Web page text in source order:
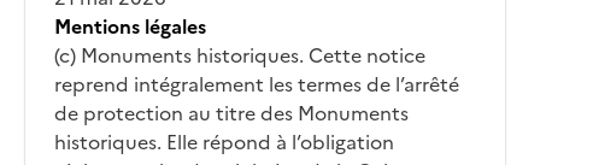
Mentions légales
(c) Monuments historiques. Cette notice
reprend intégralement les termes de l’arrêté
de protection au titre des Monuments
historiques. Elle répond à l’obligation